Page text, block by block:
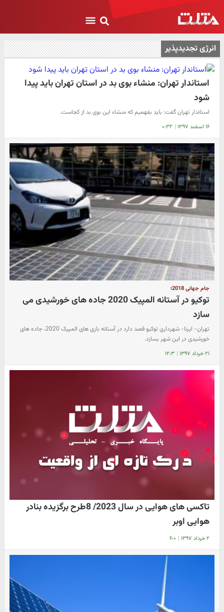
انرژی تجدیدپذیر
استاندار تهران: منشاء بوی بد در استان تهران باید پیدا
شود
استاندار تهران گفت: باید بفهمیم که منشاء این بوی بد از کجاست.
۱۶ اسفند ۱۳۹۷ | ۰:۳۲
جام جهانی 2018؛
توکیو در آستانه المپیک 2020 جاده های خورشیدی می
سازد
تهران- ایرنا- شهرداری توکیو قصد دارد در آستانه بازی های المپیک 2020، جاده های
خورشیدی در این شهر بسازد.
۲۱ خرداد ۱۳۹۷ | ۱۲:۳
تاکسی های هوایی در سال 2023/ 8طرح برگزیده بنادر
هوایی اوبر
۲ خرداد ۱۳۹۷ | ۶:۰